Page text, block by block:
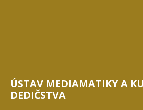
ÚSTAV MEDIAMATIKY A
DEDIČSTVA